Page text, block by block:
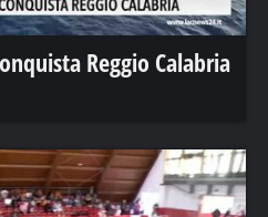
Reggio Calabria